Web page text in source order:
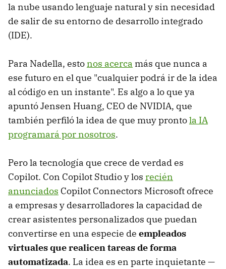
la nube usando lenguaje natural y sin necesidad
de salir de su entorno de desarrollo integrado
(IDE).
Para Nadella, estonos acerca más que nunca a
ese futuro en el que "cualquier podrá ir de la idea
al código en un instante". Es algo a lo que ya
apuntó Jensen Huang, CEO de NVIDIA, que
también perfiló la idea de que muy prontola IA
programará por nosotros.
Pero la tecnología que crece de verdad es
Copilot. Con Copilot Studio y los recién
anunciados Copilot Connectors Microsoft ofrece
a empresas y desarrolladores la capacidad de
crear asistentes personalizados que puedan
convertirse en una especie de empleados
virtuales que realicen tareas de forma
automatizada. La idea es en parte inquietante —